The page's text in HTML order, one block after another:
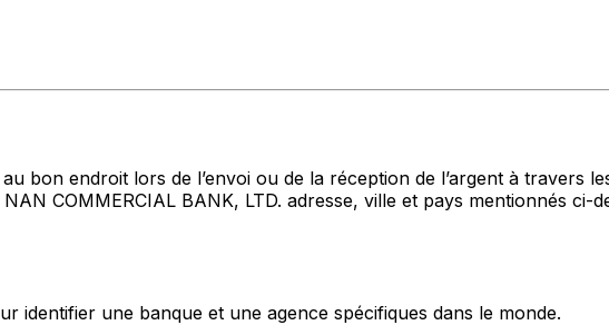
bon endroit lors de l’envoi ou de la réception de l’argent à travers
COMMERCIAL BANK, LTD. adresse, ville et pays mentionnés ci-
identifier une banque et une agence spécifiques dans le monde.